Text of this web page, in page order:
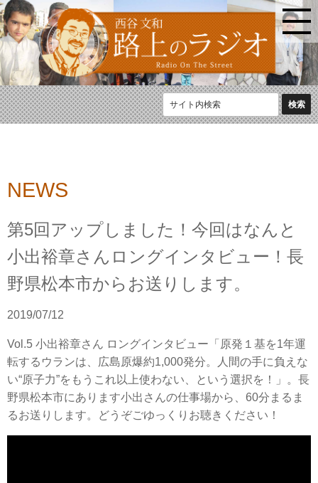
NEWS
第5回アップしました！今回はなんと
小出裕章さんロングインタビュー！長
野県松本市からお送りします。
2019/07/12
Vol.5 小出裕章さん ロングインタビュー「原発１基を1年運
転するウランは、広島原爆約1,000発分。人間の手に負えな
い“原子力”をもうこれ以上使わない、という選択を！」。長
野県松本市にあります小出さんの仕事場から、60分まるま
るお送りします。どうぞごゆっくりお聴きください！